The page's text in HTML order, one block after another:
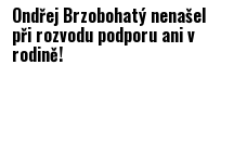
Ondřej Brzobohatý nenašel
při rozvodu podporu ani v
rodině!